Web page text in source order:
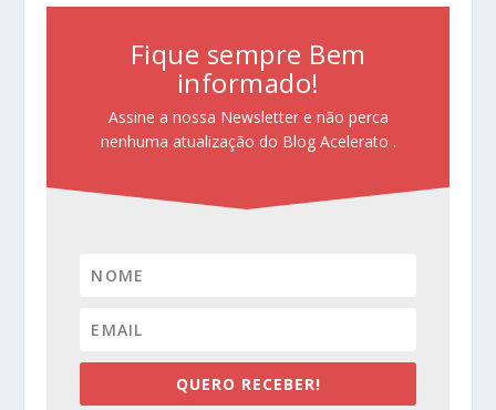
Fique sempre Bem
informado!
Assine a nossa Newsletter e não perca
nenhuma atualização do Blog Acelerato .
QUERO RECEBER!